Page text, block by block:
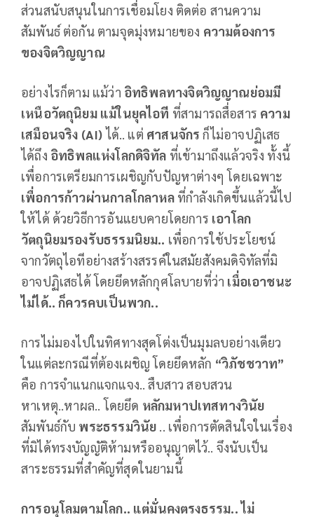
ส่วนสนับสนุนในการเชื่อมโยง ติดต่อ สานความ
สัมพันธ์ ต่อกัน ตามจุดมุ่งหมายของ ความต้องการ
ของจิตวิญญาณ
อย่างไรก็ตาม แม้ว่า อิทธิพลทางจิตวิญญาณย่อมมี
เหนือวัตถุนิยม แม้ในยุคไอที ที่สามารถสื่อสาร ความ
เสมือนจริง (AI) ได้.. แต่ ศาสนจักร ก็ไม่อาจปฏิเสธ
ได้ถึง อิทธิพลแห่งโลกดิจิทัล ที่เข้ามาถึงแล้วจริง ทั้งนี้
เพื่อการเตรียมการเผชิญกับปัญหาต่างๆ โดยเฉพาะ
เพื่อการก้าวผ่านกาลโกลาหล ที่กำลังเกิดขึ้นแล้วนี้ไป
ให้ได้ ด้วยวิธีการอันแยบคายโดยการ เอาโลก
วัตถุนิยมรองรับธรรมนิยม.. เพื่อการใช้ประโยชน์
จากวัตถุไอทีอย่างสร้างสรรค์ในสมัยสังคมดิจิทัลที่มิ
อาจปฏิเสธได้ โดยยึดหลักกุศโลบายที่ว่า เมื่อเอาชนะ
ไม่ได้.. ก็ควรคบเป็นพวก..
การไม่มองไปในทิศทางสุดโต่งเป็นมุมลบอย่างเดียว
ในแต่ละกรณีที่ต้องเผชิญ โดยยึดหลัก “วิภัชชวาท”
คือ การจำแนกแจกแจง.. สืบสาว สอบสวน
หาเหตุ..หาผล.. โดยยึด หลักมหาปเทสทางวินัย
สัมพันธ์กับ พระธรรมวินัย .. เพื่อการตัดสินใจในเรื่อง
ที่มิได้ทรงบัญญัติห้ามหรืออนุญาตไว้.. จึงนับเป็น
สาระธรรมที่สำคัญที่สุดในยามนี้
การอนุโลมตามโลก.. แต่มั่นคงตรงธรรม.. ไม่